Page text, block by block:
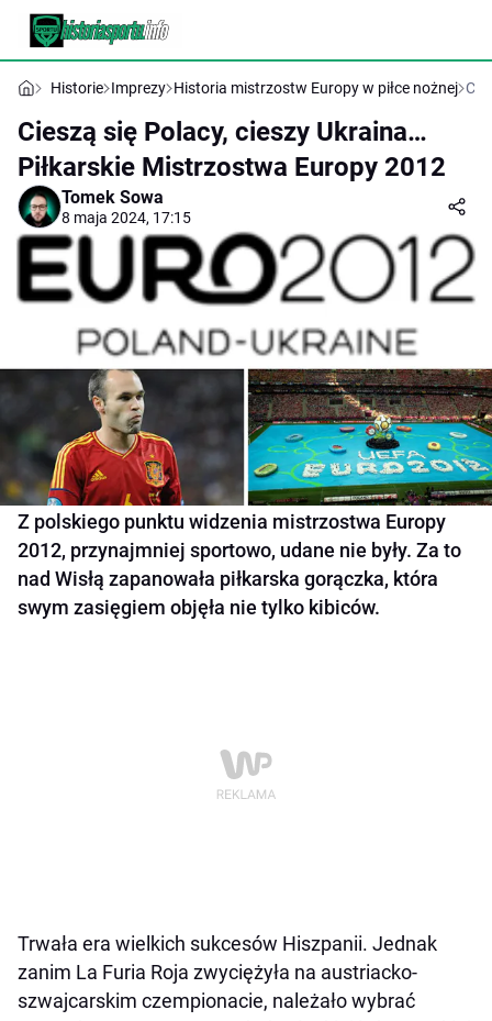
Historie Imprezy Historia mistrzostw Europy w piłce nożnej
Cieszą się Polacy, cieszy Ukraina…
Piłkarskie Mistrzostwa Europy 2012
Tomek Sowa
8 maja 2024, 17:15
Z polskiego punktu widzenia mistrzostwa Europy
2012, przynajmniej sportowo, udane nie były. Za to
nad Wisłą zapanowała piłkarska gorączka, która
swym zasięgiem objęła nie tylko kibiców.
Trwała era wielkich sukcesów Hiszpanii. Jednak
zanim La Furia Roja zwyciężyła na austriacko-
szwajcarskim czempionacie, należało wybrać